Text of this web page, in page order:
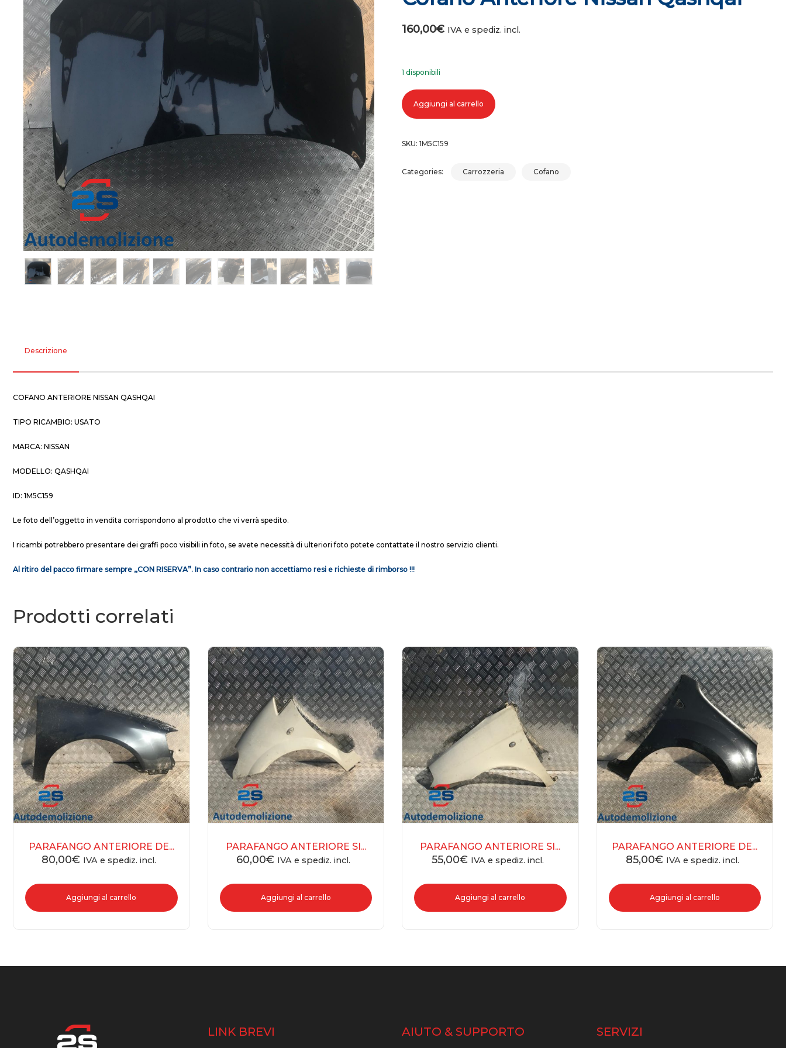
160,00€ IVA e spediz. incl.
1 disponibili
Cofano anteriore nissan qashqai quantità
Aggiungi al carrello
SKU: 1M5C159
Categories: Carrozzeria Cofano
Descrizione
COFANO ANTERIORE NISSAN QASHQAI
TIPO RICAMBIO: USATO
MARCA: NISSAN
MODELLO: QASHQAI
ID: 1M5C159
Le foto dell’oggetto in vendita corrispondono al prodotto che vi verrà spedito.
I ricambi potrebbero presentare dei graffi poco visibili in foto, se avete necessità di ulteriori foto potete contattate il nostro servizio clienti.
Al ritiro del pacco firmare sempre ,,CON RISERVA”. In caso contrario non accettiamo resi e richieste di rimborso !!!
Prodotti correlati
PARAFANGO ANTERIORE DE...
80,00€ IVA e spediz. incl.
Aggiungi al carrello
PARAFANGO ANTERIORE SI...
60,00€ IVA e spediz. incl.
Aggiungi al carrello
PARAFANGO ANTERIORE SI...
55,00€ IVA e spediz. incl.
Aggiungi al carrello
PARAFANGO ANTERIORE DE...
85,00€ IVA e spediz. incl.
Aggiungi al carrello
LINK BREVI AIUTO & SUPPORTO SERVIZI